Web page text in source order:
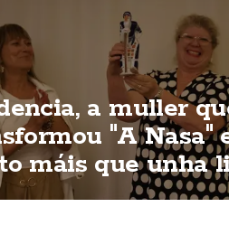
a muller
"A Nasa"
máis que unha